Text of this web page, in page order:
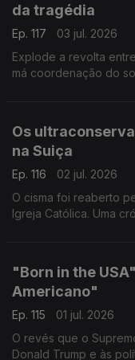
da tragédia
Ep. 117
03 jul. 2026
Explode a revolta
má coordenação do
Os
na Suiça
Ep. 116
02 jul. 2026
O cisma foi reaberto
Igreja Católica. Uma
"Born in the
Americano"
Ep. 115
01 jul. 2026
O revés que o
Donald Trump e às